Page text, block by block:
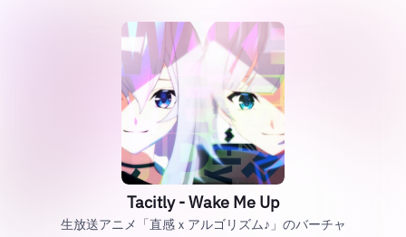
Tacitly - Wake Me Up
生放送アニメ「直感ｘアルゴリズム♪」のバーチャ